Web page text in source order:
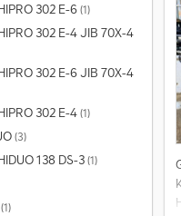
302 E-6(1)
302 E-4 JIB 70X-4
302 E-6 JIB 70X-4
302 E-4(1)
(3)
138 DS-3(1)
(1)